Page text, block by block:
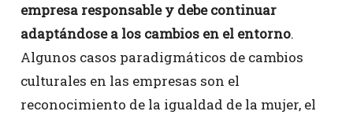
empresa responsable y debe continuar
adaptándose a los cambios en el entorno.
Algunos casos paradigmáticos de cambios
culturales en las empresas son el
reconocimiento de la igualdad de la mujer, el